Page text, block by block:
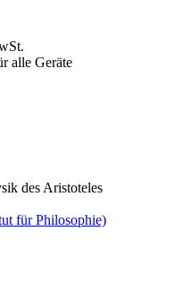
alle Geräte
des Aristoteles
für Philosophie)